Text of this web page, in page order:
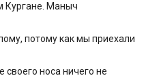
Кургане. Маныч
потому как мы приехали
своего носа ничего не